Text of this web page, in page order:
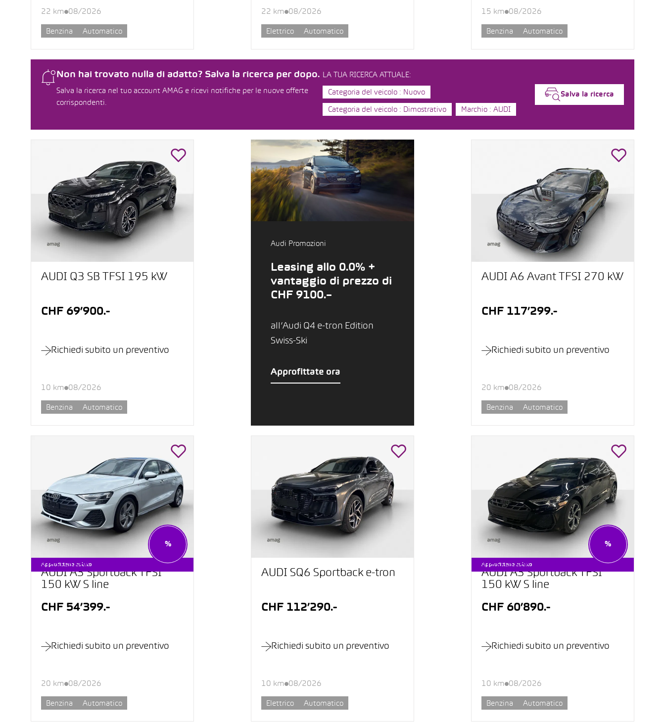
Non hai trovato nulla di adatto? Salva la ricerca per dopo.
Salva la ricerca nel tuo account AMAG e ricevi notifiche per le nuove offerte
corrispondenti.
LA TUA RICERCA ATTUALE:
Categoria del veicolo : Nuovo
Categoria del veicolo : Dimostrativo Marchio : AUDI
Salva la ricerca
22 km 08/2026
Benzina Automatico
22 km 08/2026
Elettrico Automatico
15 km 08/2026
Benzina Automatico
AUDI Q3 SB TFSI 195 kW
CHF 69’900.-
Richiedi subito un preventivo
10 km 08/2026
Benzina Automatico
Audi Promozioni
Leasing allo 0.0% +
vantaggio di prezzo di
CHF 9100.–
all’Audi Q4 e-tron Edition
Swiss-Ski
Approfittate ora
AUDI A6 Avant TFSI 270 kW
CHF 117’299.-
Richiedi subito un preventivo
20 km 08/2026
Benzina Automatico
Approfittane subito
%
STARTER CAR DA CHF 199.–
AUDI A3 Sportback TFSI
150 kW S line
CHF 54’399.-
Richiedi subito un preventivo
20 km 08/2026
Benzina Automatico
AUDI SQ6 Sportback e-tron
CHF 112’290.-
Richiedi subito un preventivo
10 km 08/2026
Elettrico Automatico
Approfittane subito
%
STARTER CAR DA CHF 199.–
AUDI A3 Sportback TFSI
150 kW S line
CHF 60’890.-
Richiedi subito un preventivo
10 km 08/2026
Benzina Automatico